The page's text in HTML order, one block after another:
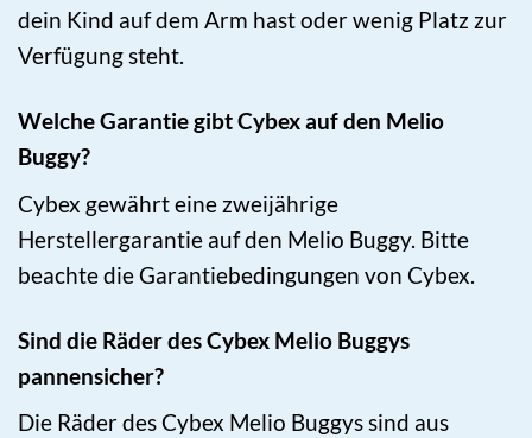
dein Kind auf dem Arm hast oder wenig Platz zur
Verfügung steht.
Welche Garantie gibt Cybex auf den Melio
Buggy?
Cybex gewährt eine zweijährige
Herstellergarantie auf den Melio Buggy. Bitte
beachte die Garantiebedingungen von Cybex.
Sind die Räder des Cybex Melio Buggys
pannensicher?
Die Räder des Cybex Melio Buggys sind aus